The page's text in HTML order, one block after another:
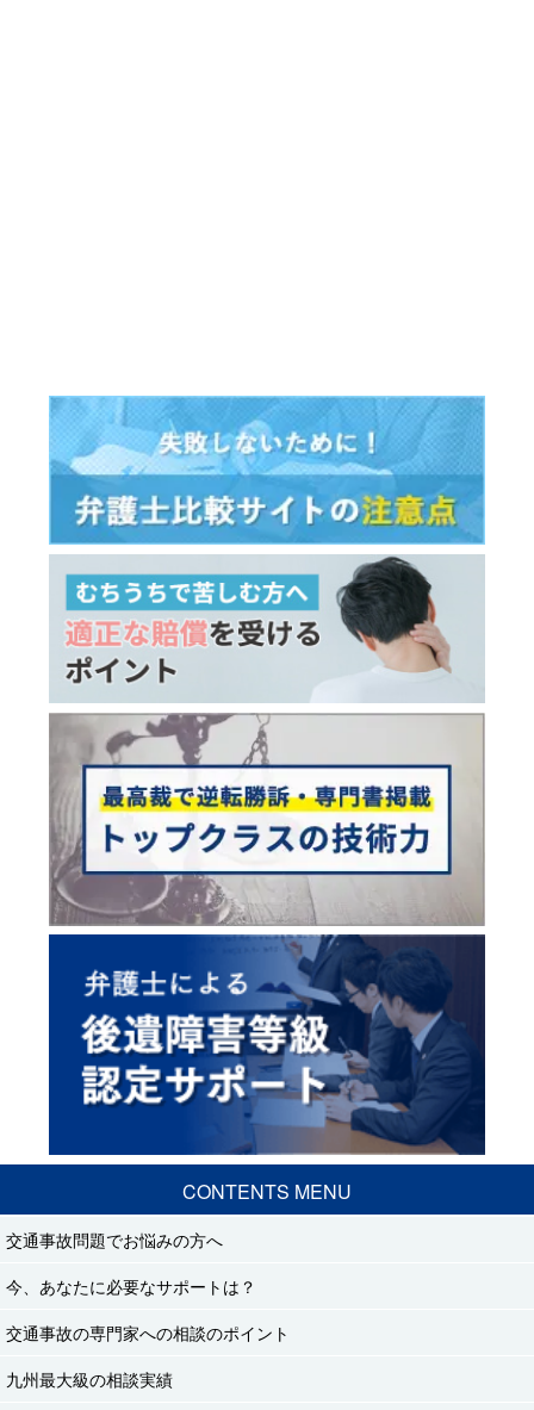
CONTENTS MENU
交通事故問題でお悩みの方へ
今、あなたに必要なサポートは？
交通事故の専門家への相談のポイント
九州最大級の相談実績